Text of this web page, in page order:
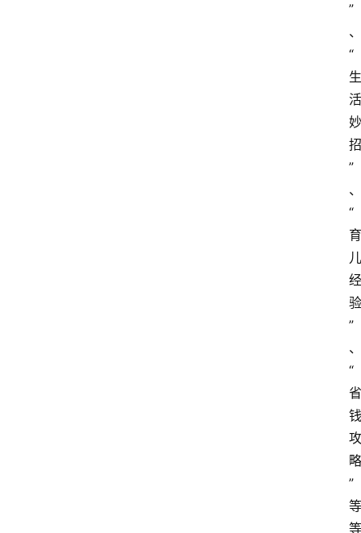
”
、
“
生
活
妙
招
”
、
“
育
儿
经
验
”
、
“
省
钱
攻
略
”
等
等